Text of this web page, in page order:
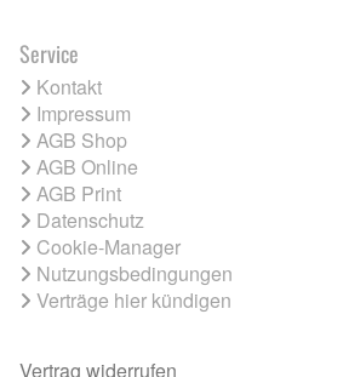
Service
Kontakt
Impressum
AGB Shop
AGB Online
AGB Print
Datenschutz
Cookie-Manager
Nutzungsbedingungen
Verträge hier kündigen
Vertrag widerrufen